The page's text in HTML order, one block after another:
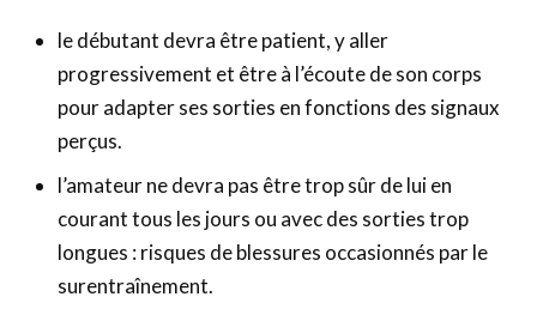
le débutant devra être patient, y aller
progressivement et être à l’écoute de son corps
pour adapter ses sorties en fonctions des signaux
perçus.
l’amateur ne devra pas être trop sûr de lui en
courant tous les jours ou avec des sorties trop
longues : risques de blessures occasionnés par le
surentraînement.